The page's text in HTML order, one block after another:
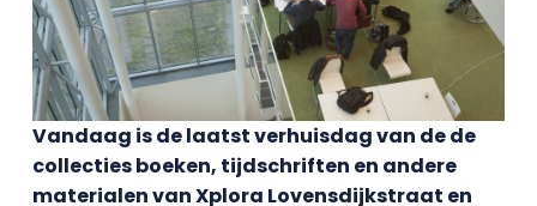
Vandaag is de laatst verhuisdag van de de
collecties boeken, tijdschriften en andere
materialen van Xplora Lovensdijkstraat en